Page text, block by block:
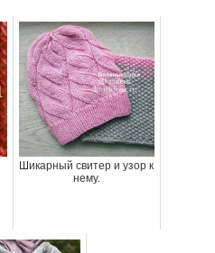
Шикарный свитер и узор к
нему.